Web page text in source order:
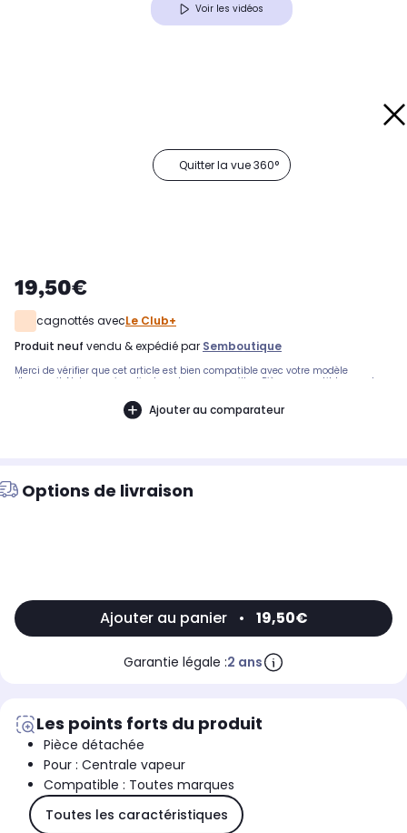
Voir les vidéos
Quitter la vue 360°
19,50€
cagnottés avecLe Club+
produit neuf vendu & expédié par Semboutique
Merci de vérifier que cet article est bien compatible avec votre modèle
d'appareil. Notre service client peut vous conseiller. .Pièce compatible avec les
STEAM1000ASTORIA CSI: RC069A - RC069/A8, LADY, RC200A, RC021A, RC200C9,
RC200C, RC031C9, RI710A, RC202C, RC054A, RC056B, RI711A, RC055A, RC031C,
Ajouter au comparateur
Options de livraison
Ajouter au panier • 19,50€
Garantie légale :2 ans
Les points forts du produit
Pièce détachée
Pour : Centrale vapeur
Compatible : Toutes marques
Toutes les caractéristiques